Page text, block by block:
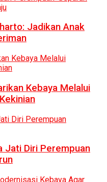
Jadikan Anak
Kebaya Melalui
Jati Diri Perempuan